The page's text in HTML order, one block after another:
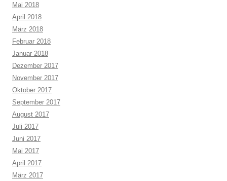
Mai 2018
April 2018
März 2018
Februar 2018
Januar 2018
Dezember 2017
November 2017
Oktober 2017
September 2017
August 2017
Juli 2017
Juni 2017
Mai 2017
April 2017
März 2017